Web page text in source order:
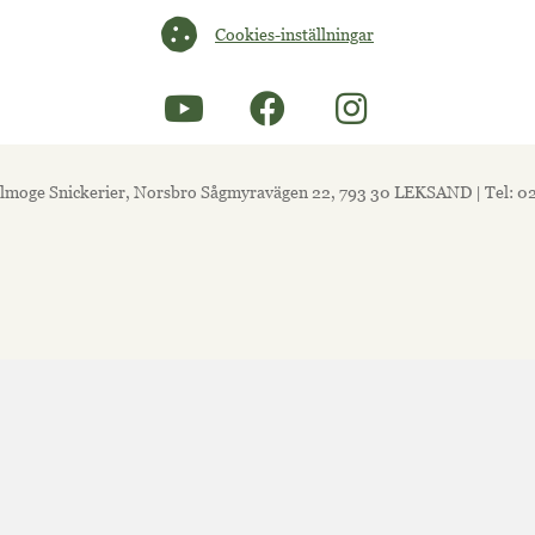
Cookies-inställningar
Cookies-inställningar
Snickerier, Norsbro Sågmyravägen 22, 793 30 LEKSAND | Tel: